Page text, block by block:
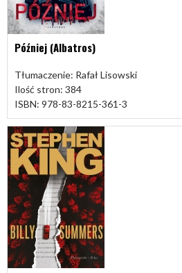
Później (Albatros)
Tłumaczenie: Rafał Lisowski
Ilość stron: 384
ISBN: 978-83-8215-361-3